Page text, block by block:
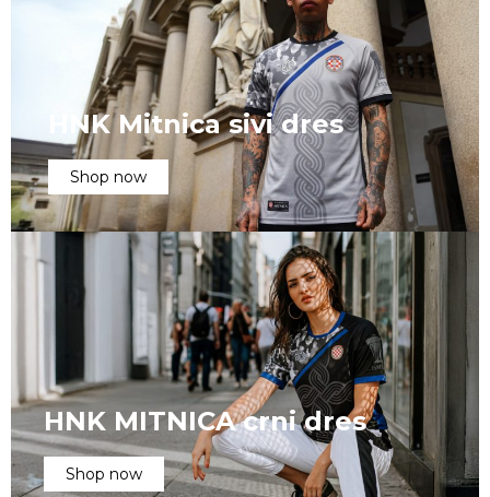
HNK Mitnica sivi dres
Shop now
HNK MITNICA crni dres
Shop now